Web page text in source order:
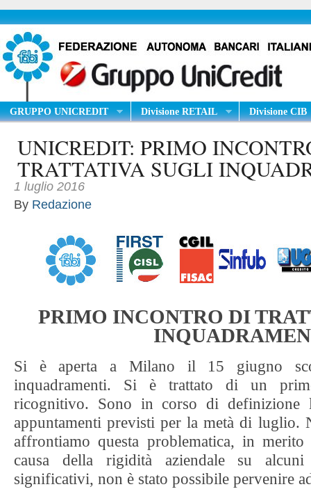
GRUPPO UNICREDIT Divisione RETAIL Divisione CIB
UNICREDIT: PRIMO
TRATTATIVA SUGLI
1 luglio 2016
By Redazione
PRIMO INCONTRO DI
Si è aperta a Milano il 15 giugno
inquadramenti. Si è trattato di un
ricognitivo. Sono in corso di definizione
appuntamenti previsti per la metà di luglio.
affrontiamo questa problematica, in
causa della rigidità aziendale su alcuni
significativi, non è stato possibile pervenire